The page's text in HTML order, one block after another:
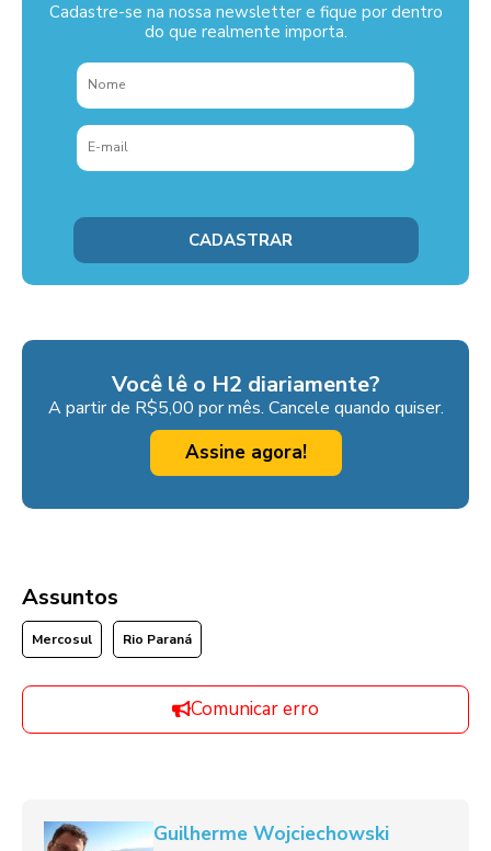
Cadastre-se na nossa newsletter e fique por dentro
do que realmente importa.
Você lê o H2 diariamente?
A partir de R$5,00 por mês. Cancele quando quiser.
Assine agora!
Assuntos
Mercosul Rio Paraná
Comunicar erro
Guilherme Wojciechowski